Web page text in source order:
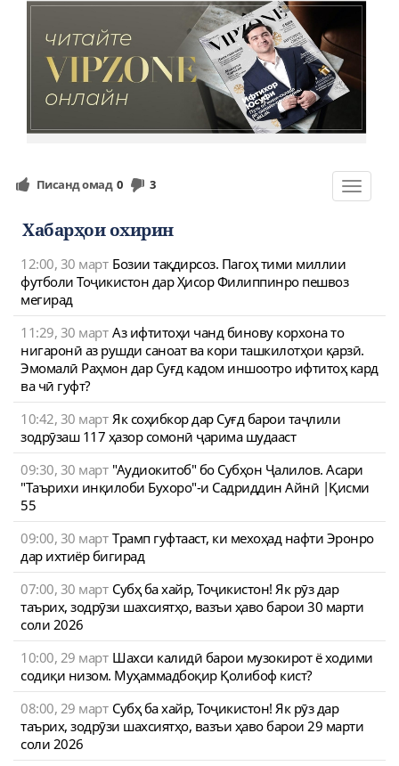
Toggle
Писанд омад 0 3
Хабарҳои охирин
12:00, 30 март Бозии тақдирсоз. Пагоҳ тими миллии
футболи Тоҷикистон дар Ҳисор Филиппинро пешвоз
мегирад
11:29, 30 март Аз ифтитоҳи чанд бинову корхона то
нигаронӣ аз рушди саноат ва кори ташкилотҳои қарзӣ.
Эмомалӣ Раҳмон дар Суғд кадом иншоотро ифтитоҳ кард
ва чӣ гуфт?
10:42, 30 март Як соҳибкор дар Суғд барои таҷлили
зодрӯзаш 117 ҳазор сомонӣ ҷарима шудааст
09:30, 30 март "Аудиокитоб" бо Субҳон Ҷалилов. Асари
"Таърихи инқилоби Бухоро"-и Садриддин Айнӣ |Қисми
55
09:00, 30 март Трамп гуфтааст, ки мехоҳад нафти Эронро
дар ихтиёр бигирад
07:00, 30 март Субҳ ба хайр, Тоҷикистон! Як рӯз дар
таърих, зодрӯзи шахсиятҳо, вазъи ҳаво барои 30 марти
соли 2026
10:00, 29 март Шахси калидӣ барои музокирот ё ходими
содиқи низом. Муҳаммадбоқир Қолибоф кист?
08:00, 29 март Субҳ ба хайр, Тоҷикистон! Як рӯз дар
таърих, зодрӯзи шахсиятҳо, вазъи ҳаво барои 29 марти
соли 2026